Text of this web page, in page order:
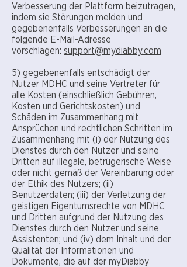
Verbesserung der Plattform beizutragen,
indem sie Störungen melden und
gegebenenfalls Verbesserungen an die
folgende E-Mail-Adresse
vorschlagen: support@mydiabby.com
5) gegebenenfalls entschädigt der
Nutzer MDHC und seine Vertreter für
alle Kosten (einschließlich Gebühren,
Kosten und Gerichtskosten) und
Schäden im Zusammenhang mit
Ansprüchen und rechtlichen Schritten im
Zusammenhang mit (i) der Nutzung des
Dienstes durch den Nutzer und seine
Dritten auf illegale, betrügerische Weise
oder nicht gemäß der Vereinbarung oder
der Ethik des Nutzers; (ii)
Benutzerdaten; (iii) der Verletzung der
geistigen Eigentumsrechte von MDHC
und Dritten aufgrund der Nutzung des
Dienstes durch den Nutzer und seine
Assistenten; und (iv) dem Inhalt und der
Qualität der Informationen und
Dokumente, die auf der myDiabby